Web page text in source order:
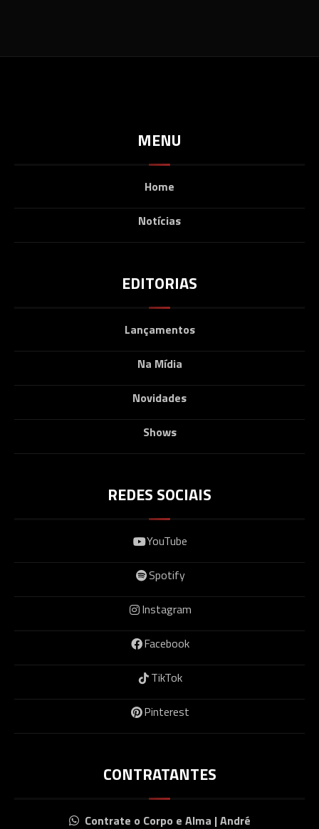
MENU
Home
Notícias
EDITORIAS
Lançamentos
Na Mídia
Novidades
Shows
REDES SOCIAIS
YouTube
Spotify
Instagram
Facebook
TikTok
Pinterest
CONTRATANTES
Contrate o Corpo e Alma | André